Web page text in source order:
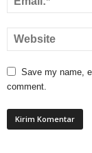
Save my name,
comment.